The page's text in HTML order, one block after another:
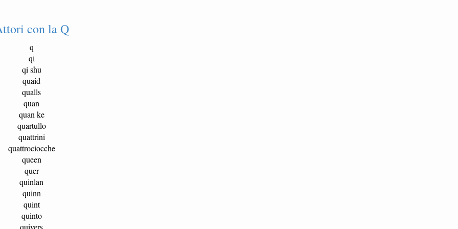
con la Q
q
qi
qi shu
quaid
qualls
quan
quan ke
quartullo
quattrini
quattrociocche
queen
quer
quinlan
quinn
quint
quinto
quivers